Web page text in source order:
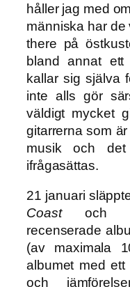
håller jag med
människa har
there på
bland annat
kallar sig själva
inte alls gör
väldigt mycket
gitarrerna som
musik och
ifrågasättas.
21 januari
Coastoch
recenserade
(av maximala
albumet med ett
och